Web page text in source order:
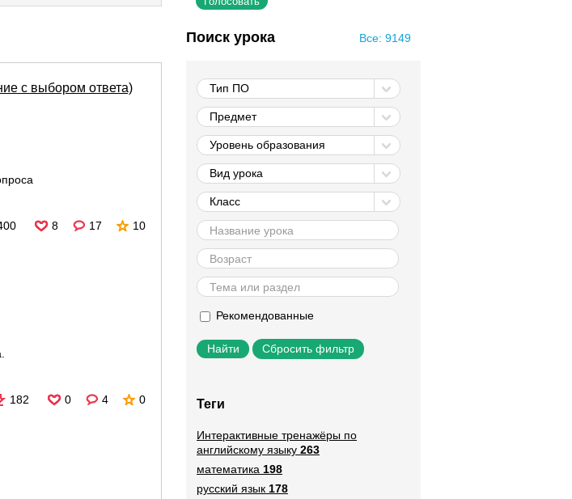
с выбором ответа)
8 17 10
182 0 4 0
Все: 9149
Поиск урока
Тип ПО
Предмет
Уровень образования
Вид урока
Класс
Рекомендованные
Сбросить фильтр
Теги
Интерактивные тренажёры по
английскому языку 263
математика 198
русский язык 178